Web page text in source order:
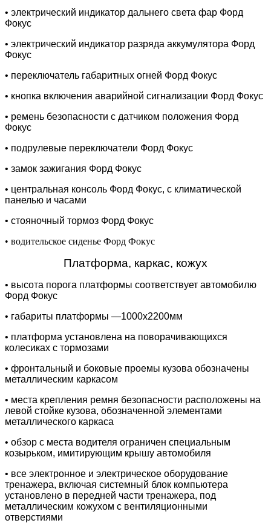
• электрический индикатор дальнего света фар Форд
Фокус
• электрический индикатор разряда аккумулятора Форд
Фокус
• переключатель габаритных огней Форд Фокус
• кнопка включения аварийной сигнализации Форд Фокус
• ремень безопасности с датчиком положения Форд
Фокус
• подрулевые переключатели Форд Фокус
• замок зажигания Форд Фокус
• центральная консоль Форд Фокус, с климатической
панелью и часами
• стояночный тормоз Форд Фокус
• водительское сиденье Форд Фокус
Платформа, каркас, кожух
• высота порога платформы соответствует автомобилю
Форд Фокус
• габариты платформы —1000х2200мм
• платформа установлена на поворачивающихся
колесиках с тормозами
• фронтальный и боковые проемы кузова обозначены
металлическим каркасом
• места крепления ремня безопасности расположены на
левой стойке кузова, обозначенной элементами
металлического каркаса
• обзор с места водителя ограничен специальным
козырьком, имитирующим крышу автомобиля
• все электронное и электрическое оборудование
тренажера, включая системный блок компьютера
установлено в передней части тренажера, под
металлическим кожухом с вентиляционными
отверстиями